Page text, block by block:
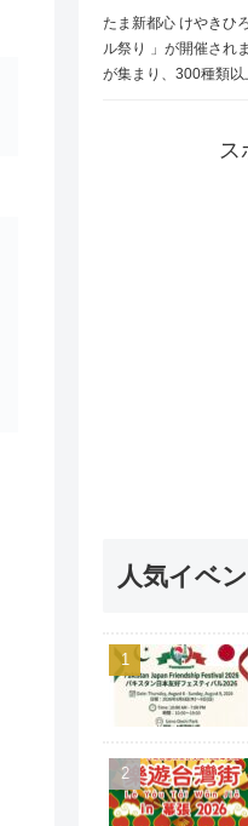
たま新都心 けやきひ
ル祭り 」が開催され
が集まり、300種類
ス
人気イベ